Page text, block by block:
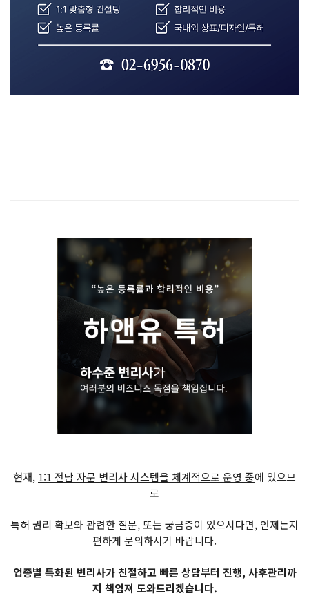
현재, 1:1 전담 자문 변리사 시스템을 체계적으로 운영 중에 있으므
로
특허 권리 확보와 관련한 질문, 또는 궁금증이 있으시다면, 언제든지
편하게 문의하시기 바랍니다.
업종별 특화된 변리사가 친절하고 빠른 상담부터 진행, 사후관리까
지 책임져 도와드리겠습니다.